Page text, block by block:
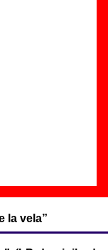
la vela”